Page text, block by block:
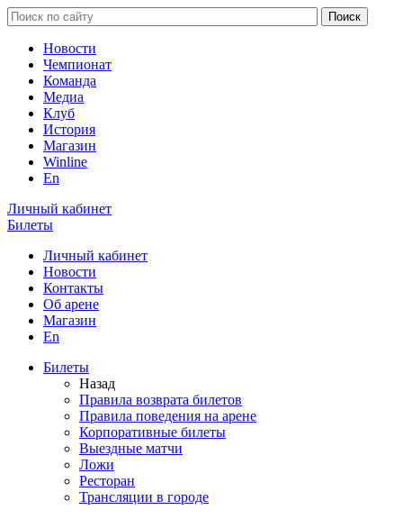
Новости
Чемпионат
Команда
Медиа
Клуб
История
Магазин
Winline
En
Личный кабинет
Билеты
Личный кабинет
Новости
Контакты
Об арене
Магазин
En
Билеты
Назад
Правила возврата билетов
Правила поведения на арене
Корпоративные билеты
Выездные матчи
Ложи
Ресторан
Трансляции в городе